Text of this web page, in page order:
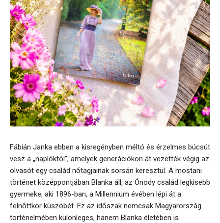
Fábián Janka ebben a kisregényben méltó és érzelmes búcsút
vesz a „naplóktól”, amelyek generációkon át vezették végig az
olvasót egy család nőtagjainak sorsán keresztül. A mostani
történet középpontjában Blanka áll, az Ónody család legkisebb
gyermeke, aki 1896-ban, a Millennium évében lépi át a
felnőttkor küszöbét. Ez az időszak nemcsak Magyarország
történelmében különleges, hanem Blanka életében is